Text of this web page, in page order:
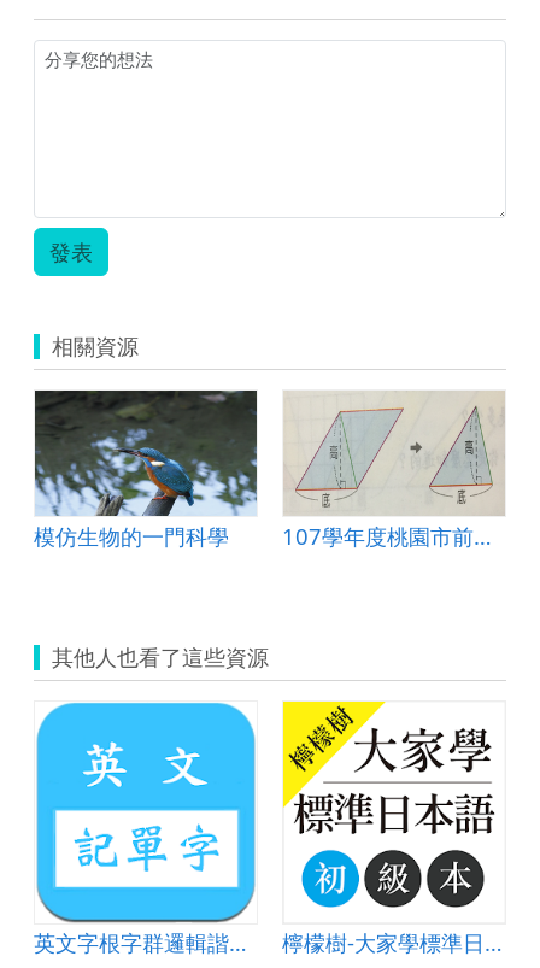
發表
相關資源
模仿生物的一門科學 107學年度桃園市前瞻計畫之智慧學習教室教案
其他人也看了這些資源
英文字根字群邏輯諧音記單字字典 檸檬樹-大家學標準日本語初級本